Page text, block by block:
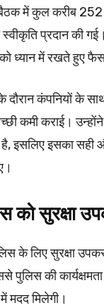
में कुल करीब 252
प्रदान की
को ध्यान में रखते हुए
कंपनियों के
कमी कराई।
इसलिए इसका सही
को सुरक्षा
के लिए सुरक्षा
पुलिस की
मदद मिलेगी।